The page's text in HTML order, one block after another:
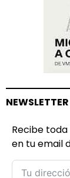
NEWSLETTER
Recibe
en tu email